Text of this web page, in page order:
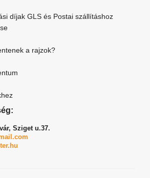
díjak GLS és Postai szállításhoz
a rajzok?
Sziget u.37.